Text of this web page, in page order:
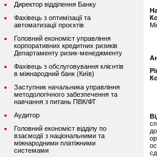
Директор відділення Банку
Фахівець з оптимізації та
автоматизації проєктів
Головний економіст управління
корпоративних кредитних ризиків
Департаменту ризик-менеджменту
Фахівець з обслуговування клієнтів
в міжнародний банк (Київ)
Заступник начальника управління
методологічного забезпечення та
навчання з питань ПВК/ФТ
Аудитор
Головний економіст відділу по
взаємодії з національними та
міжнародними платіжними
системами